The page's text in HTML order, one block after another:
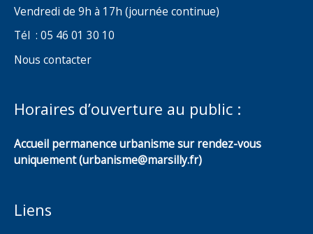
Vendredi de 9h à 17h (journée continue)
Tél : 05 46 01 30 10
Nous contacter
Horaires d’ouverture au public :
Accueil permanence urbanisme sur rendez-vous
uniquement (urbanisme@marsilly.fr)
Liens